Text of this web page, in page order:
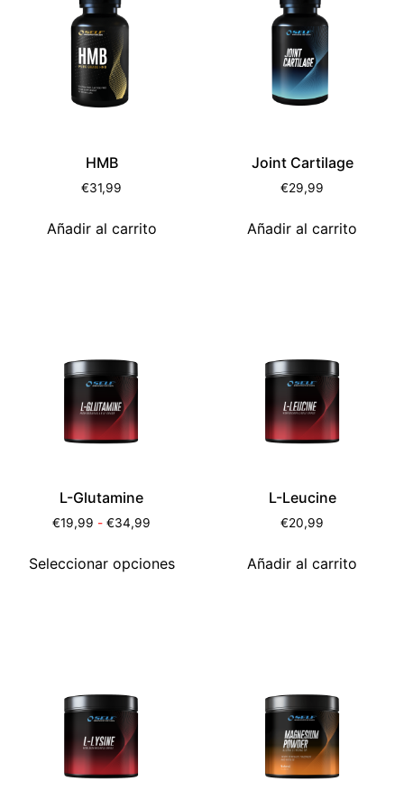
HMB
€31,99
Añadir al carrito
Joint Cartilage
€29,99
Añadir al carrito
L-Glutamine
€19,99 -€34,99
Seleccionar opciones
L-Leucine
€20,99
Añadir al carrito